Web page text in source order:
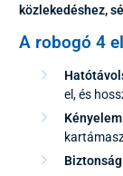
közlekedéshez,
A robogó 4
el, és